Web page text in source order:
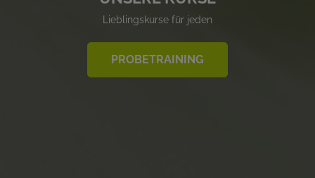
Lieblingskurse für jeden
PROBETRAINING